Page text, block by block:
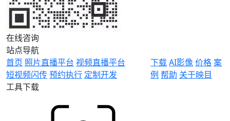
点，探讨交流通信产业与AI融合发
展、双向赋能。 ![Description]
(https://s.tuwenzhibo.com//gw/image/jpeg/20260210/033534/
映目作为2025通信产业大会暨第二
十届通信技术年会的官方数字影像与
活动技术合作伙伴，以专业、高效、
全流程的服务体系，全面支撑这场高
规格行业盛会的视觉呈现与数字化运
营。我们为大会提供涵盖“拍、传、
案，具体包括： 高清照片直播：部
在线咨询
站点导航
首页 照片直播平台 视频直播平台
短视频闪传预约执行 定制开发
下载AI影像 价格案
例 帮助 关于映目
工具下载